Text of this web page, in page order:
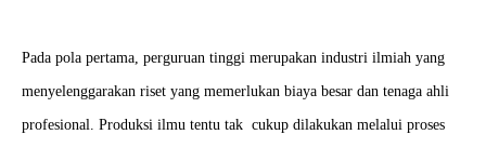
Pada pola pertama, perguruan tinggi merupakan industri ilmiah yang
menyelenggarakan riset yang memerlukan biaya besar dan tenaga ahli
profesional. Produksi ilmu tentu tak cukup dilakukan melalui proses